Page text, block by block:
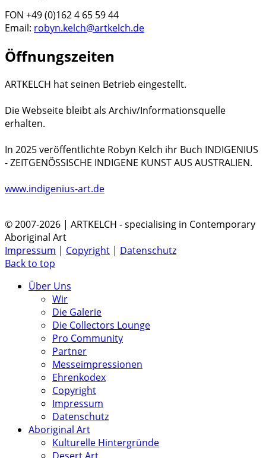
FON +49 (0)162 4 65 59 44
Email: robyn.kelch@artkelch.de
Öffnungszeiten
ARTKELCH hat seinen Betrieb eingestellt.
Die Webseite bleibt als Archiv/Informationsquelle
erhalten.
In 2025 veröffentlichte Robyn Kelch ihr Buch INDIGENIUS
- ZEITGENÖSSISCHE INDIGENE KUNST AUS AUSTRALIEN.
www.indigenius-art.de
© 2007-2026 | ARTKELCH - specialising in Contemporary
Aboriginal Art
Impressum | Copyright | Datenschutz
Back to top
Über Uns
Wir
Die Galerie
Die Collectors Lounge
Pro Community
Partner
Messeimpressionen
Ehrenkodex
Copyright
Impressum
Datenschutz
Aboriginal Art
Kulturelle Hintergründe